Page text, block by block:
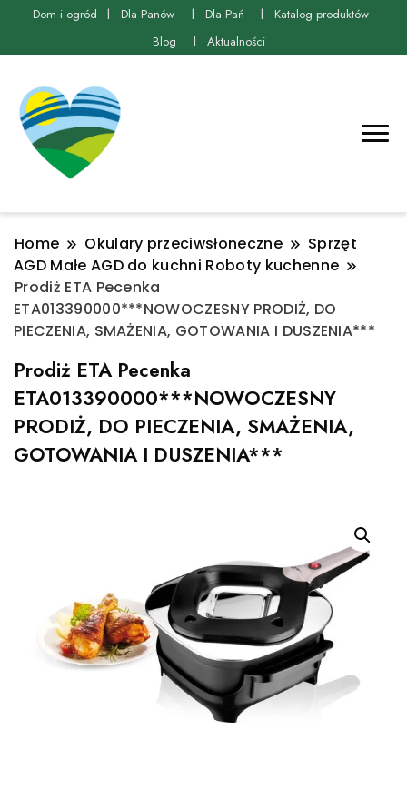
Dom i ogród Dla Panów Dla Pań
Katalog produktów
Blog
Aktualności
Home Okulary przeciwsłoneczne
Sprzęt
AGD Małe AGD do kuchni Roboty kuchenne
Prodiż ETA Pecenka
ETA013390000***NOWOCZESNY PRODIŻ, DO
PIECZENIA, SMAŻENIA, GOTOWANIA I DUSZENIA***
Prodiż ETA Pecenka
ETA013390000***NOWOCZESNY
PRODIŻ, DO PIECZENIA, SMAŻENIA,
GOTOWANIA I DUSZENIA***